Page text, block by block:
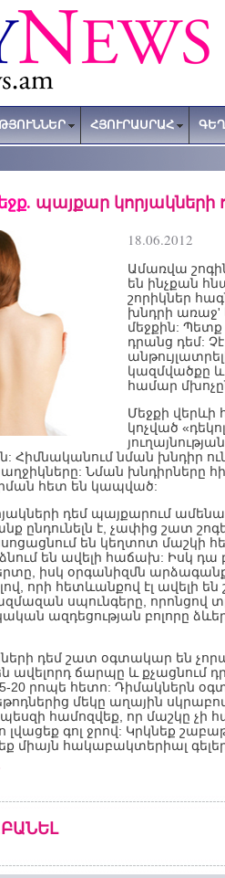
ՀՅՈՒՐԱՍՐԱՀ
պայքար կորյակների
18.06.2012
Ամառվա
են ինչքան
շորիկներ
խնդրի առաջ'
մեջքին:
դրանց դեմ:
կազմվածքը և
համար
Մեջքի վերևի
կոչված
Հիմնականում նման խնդիր
Նման խնդիրները
հետ են կապված:
դեմ պայքարում
ընդունելն է, չափից շատ
են կեղտոտ մաշկի
են ավելի հաճախ: Իսկ դա
իսկ օրգանիզմն
որի հետևանքով էլ ավելի են
սպունգերը, որոնցով
ազդեցության բոլորը
դեմ շատ օգտակար են
ավելորդ ճարպը և քչացնում
20 րոպե հետո: Դիմակներն
մեկը աղային սկրաբով
համոզվեք, որ մաշկը չի
լվացեք գոլ ջրով: Կրկնեք
միայն հակաբակտերիալ